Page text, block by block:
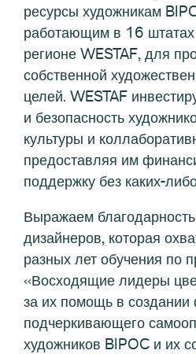
ресурсы художникам
работающим в 16
регионе WESTAF, для
собственной
целей. WESTAF
и безопасность
культуры и
предоставляя им
поддержку без каких-
Выражаем
дизайнеров, которая
разных лет обучения по
«Восходящие лидеры
за их помощь в
подчеркивающего
художников BIPOC и их